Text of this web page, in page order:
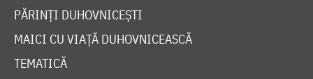
PĂRINȚI DUHOVNICEȘTI
MAICI CU VIAȚĂ DUHOVNICEASCĂ
TEMATICĂ